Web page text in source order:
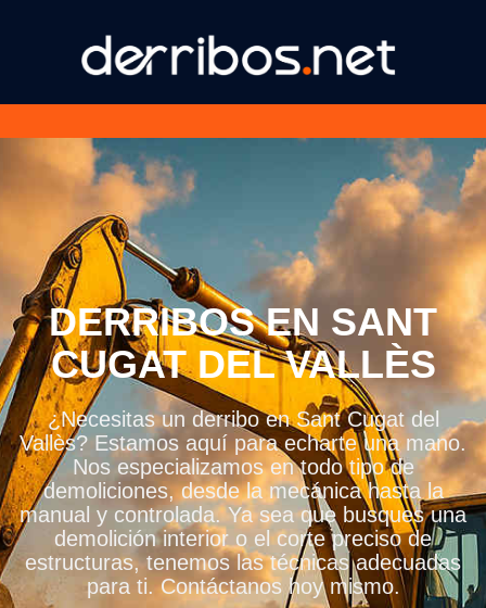
DERRIBOS EN SANT
CUGAT DEL VALLÈS
¿Necesitas un derribo en Sant Cugat del
Vallès? Estamos aquí para echarte una mano.
Nos especializamos en todo tipo de
demoliciones, desde la mecánica hasta la
manual y controlada. Ya sea que busques una
demolición interior o el corte preciso de
estructuras, tenemos las técnicas adecuadas
para ti. Contáctanos hoy mismo.